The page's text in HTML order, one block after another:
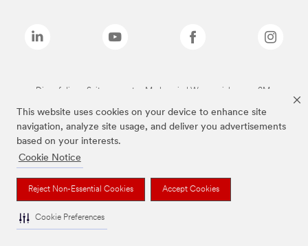
This website uses cookies on your device to enhance site
navigation, analyze site usage, and deliver you advertisements
based on your interests.
Cookie Notice
Reject Non-Essential Cookies Accept Cookies
Cookie Preferences
Die auf dieser Seite genannten Marken sind Warenzeichen von 3M.